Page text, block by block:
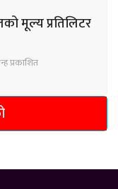
मूल्य प्रतिलिटर
प्रकाशित